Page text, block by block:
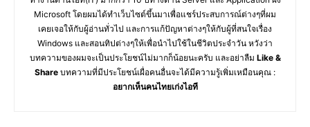
Microsoft โดยผมได้ทำเว็บไซต์ขึ้นมาเพื่อแชร์ประสบการณ์ต่างๆที่ผม
เคยเจอให้กับผู้อ่านทั่วไป และการแก้ปัญหาต่างๆให้กับผู้ที่สนใจเรื่อง
Windows และสอนทิปต่างๆให้เพื่อนำไปใช้ในชีวิตประจำวัน หวังว่า
บทความของผมจะเป็นประโยชน์ไม่มากก็น้อยนะครับ และอย่าลืม Like &
Share บทความที่มีประโยชน์เผื่อคนอื่นจะได้มีความรู้เพิ่มเหมือนคุณ :
อยากเห็นคนไทยเก่งไอที